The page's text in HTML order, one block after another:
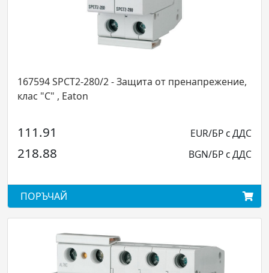
2 - Защита от пренапрежение,
158309 SPBT12-280/
169.39
331.30